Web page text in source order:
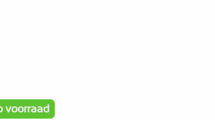
voorraad